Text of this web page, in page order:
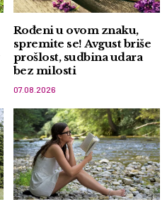
Rođeni u ovom znaku,
spremite se! Avgust briše
prošlost, sudbina udara
bez milosti
07.08.2026